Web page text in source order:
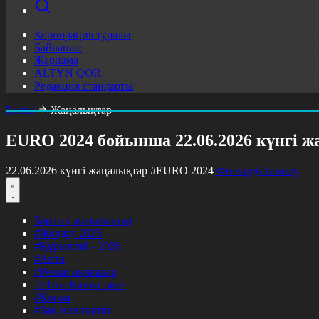
Корпорация туралы
Байланыс
Жарнама
ALTYN QOR
Редакция стандарты
Басты
Жаңалықтар
EURO 2024 бойынша 22.06.2026 күнгі
22.06.2026 күнгі жаңалықтар #EURO 2024 Фильтрді тазалау
Барлық жаңалықтар
#Жолдау 2025
#Құрылтай - 2026
#Апта
#Ресми оқиғалар
#«Таза Қазақстан»
#Қоғам
#Заң мен тәртіп